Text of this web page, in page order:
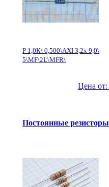
Р 1,0К\ 0,500\AXI 3,2x 9,0\
5\MF\2L\MFR\
Цена от:
Постоянные резисторы